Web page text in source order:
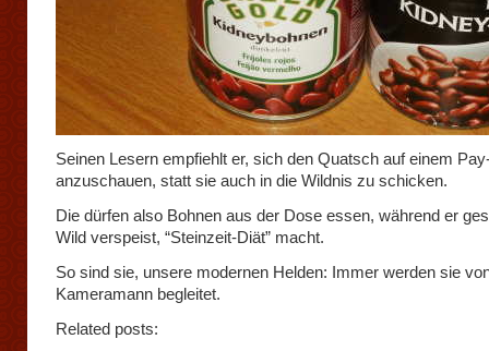
Seinen Lesern empfiehlt er, sich den Quatsch auf einem
anzuschauen, statt sie auch in die Wildnis zu schicken.
Die dürfen also Bohnen aus der Dose essen, während er
Wild verspeist, “Steinzeit-Diät” macht.
So sind sie, unsere modernen Helden: Immer werden sie
Kameramann begleitet.
Related posts: